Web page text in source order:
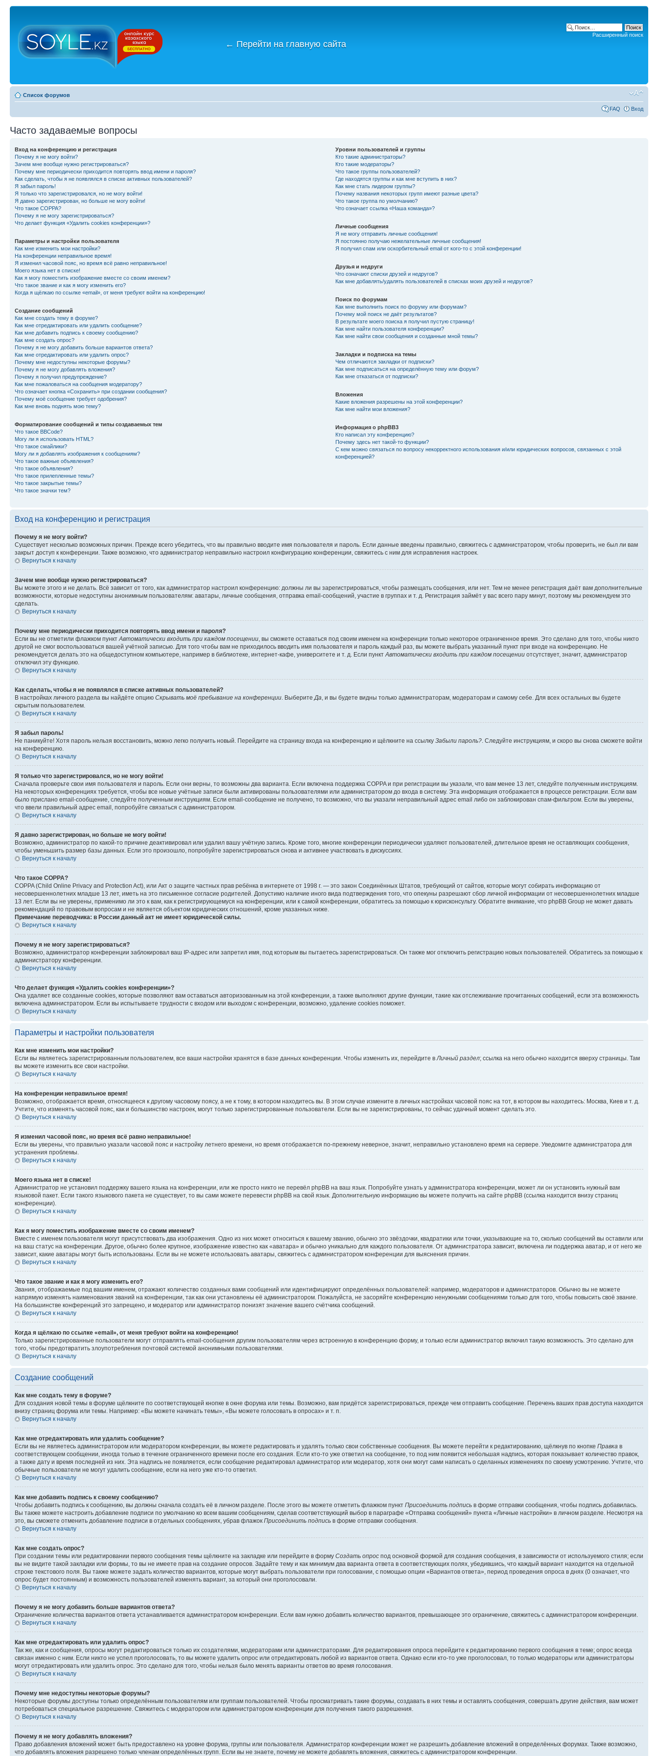
← Перейти на главную сайта
Расширенный поиск
Список форумов
FAQ Вход
Часто задаваемые вопросы
Вход на конференцию и регистрация
Почему я не могу войти?
Зачем мне вообще нужно регистрироваться?
Почему мне периодически приходится повторять ввод имени и пароля?
Как сделать, чтобы я не появлялся в списке активных пользователей?
Я забыл пароль!
Я только что зарегистрировался, но не могу войти!
Я давно зарегистрирован, но больше не могу войти!
Что такое COPPA?
Почему я не могу зарегистрироваться?
Что делает функция «Удалить cookies конференции»?
Параметры и настройки пользователя
Как мне изменить мои настройки?
На конференции неправильное время!
Я изменил часовой пояс, но время всё равно неправильное!
Моего языка нет в списке!
Как я могу поместить изображение вместе со своим именем?
Что такое звание и как я могу изменить его?
Когда я щёлкаю по ссылке «email», от меня требуют войти на конференцию!
Создание сообщений
Как мне создать тему в форуме?
Как мне отредактировать или удалить сообщение?
Как мне добавить подпись к своему сообщению?
Как мне создать опрос?
Почему я не могу добавить больше вариантов ответа?
Как мне отредактировать или удалить опрос?
Почему мне недоступны некоторые форумы?
Почему я не могу добавлять вложения?
Почему я получил предупреждение?
Как мне пожаловаться на сообщения модератору?
Что означает кнопка «Сохранить» при создании сообщения?
Почему моё сообщение требует одобрения?
Как мне вновь поднять мою тему?
Форматирование сообщений и типы создаваемых тем
Что такое BBCode?
Могу ли я использовать HTML?
Что такое смайлики?
Могу ли я добавлять изображения к сообщениям?
Что такое важные объявления?
Что такое объявления?
Что такое прилепленные темы?
Что такое закрытые темы?
Что такое значки тем?
Уровни пользователей и группы
Кто такие администраторы?
Кто такие модераторы?
Что такое группы пользователей?
Где находятся группы и как мне вступить в них?
Как мне стать лидером группы?
Почему названия некоторых групп имеют разные цвета?
Что такое группа по умолчанию?
Что означает ссылка «Наша команда»?
Личные сообщения
Я не могу отправить личные сообщения!
Я постоянно получаю нежелательные личные сообщения!
Я получил спам или оскорбительный email от кого-то с этой конференции!
Друзья и недруги
Что означают списки друзей и недругов?
Как мне добавлять/удалять пользователей в списках моих друзей и недругов?
Поиск по форумам
Как мне выполнить поиск по форуму или форумам?
Почему мой поиск не даёт результатов?
В результате моего поиска я получил пустую страницу!
Как мне найти пользователя конференции?
Как мне найти свои сообщения и созданные мной темы?
Закладки и подписка на темы
Чем отличаются закладки от подписки?
Как мне подписаться на определённую тему или форум?
Как мне отказаться от подписки?
Вложения
Какие вложения разрешены на этой конференции?
Как мне найти мои вложения?
Информация о phpBB3
Кто написал эту конференцию?
Почему здесь нет такой-то функции?
С кем можно связаться по вопросу некорректного использования и/или юридических вопросов, связанных с этой
конференцией?
Вход на конференцию и регистрация
Почему я не могу войти?
Существует несколько возможных причин. Прежде всего убедитесь, что вы правильно вводите имя пользователя и пароль. Если данные введены правильно, свяжитесь с администратором, чтобы проверить, не был ли вам
закрыт доступ к конференции. Также возможно, что администратор неправильно настроил конфигурацию конференции, свяжитесь с ним для исправления настроек.
Вернуться к началу
Зачем мне вообще нужно регистрироваться?
Вы можете этого и не делать. Всё зависит от того, как администратор настроил конференцию: должны ли вы зарегистрироваться, чтобы размещать сообщения, или нет. Тем не менее регистрация даёт вам дополнительные
возможности, которые недоступны анонимным пользователям: аватары, личные сообщения, отправка email-сообщений, участие в группах и т. д. Регистрация займёт у вас всего пару минут, поэтому мы рекомендуем это
сделать.
Вернуться к началу
Почему мне периодически приходится повторять ввод имени и пароля?
Если вы не отметили флажком пунктАвтоматически входить при каждом посещении, вы сможете оставаться под своим именем на конференции только некоторое ограниченное время. Это сделано для того, чтобы никто
другой не смог воспользоваться вашей учётной записью. Для того чтобы вам не приходилось вводить имя пользователя и пароль каждый раз, вы можете выбрать указанный пункт при входе на конференцию. Не
рекомендуется делать это на общедоступном компьютере, например в библиотеке, интернет-кафе, университете и т. д. Если пунктАвтоматически входить при каждом посещении отсутствует, значит, администратор
отключил эту функцию.
Вернуться к началу
Как сделать, чтобы я не появлялся в списке активных пользователей?
В настройках личного раздела вы найдёте опцию Скрывать моё пребывание на конференции. ВыберитеДа, и вы будете видны только администраторам, модераторам и самому себе. Для всех остальных вы будете
скрытым пользователем.
Вернуться к началу
Я забыл пароль!
Не паникуйте! Хотя пароль нельзя восстановить, можно легко получить новый. Перейдите на страницу входа на конференцию и щёлкните на ссылку Забыли пароль?. Следуйте инструкциям, и скоро вы снова сможете войти
на конференцию.
Вернуться к началу
Я только что зарегистрировался, но не могу войти!
Сначала проверьте свои имя пользователя и пароль. Если они верны, то возможны два варианта. Если включена поддержка COPPA и при регистрации вы указали, что вам менее 13 лет, следуйте полученным инструкциям.
На некоторых конференциях требуется, чтобы все новые учётные записи были активированы пользователями или администратором до входа в систему. Эта информация отображается в процессе регистрации. Если вам
было прислано email-сообщение, следуйте полученным инструкциям. Если email-сообщение не получено, то возможно, что вы указали неправильный адрес email либо он заблокирован спам-фильтром. Если вы уверены,
что ввели правильный адрес email, попробуйте связаться с администратором.
Вернуться к началу
Я давно зарегистрирован, но больше не могу войти!
Возможно, администратор по какой-то причине деактивировал или удалил вашу учётную запись. Кроме того, многие конференции периодически удаляют пользователей, длительное время не оставляющих сообщения,
чтобы уменьшить размер базы данных. Если это произошло, попробуйте зарегистрироваться снова и активнее участвовать в дискуссиях.
Вернуться к началу
Что такое COPPA?
COPPA (Child Online Privacy and Protection Act), или Акт о защите частных прав ребёнка в интернете от 1998 г. — это закон Соединённых Штатов, требующий от сайтов, которые могут собирать информацию от
несовершеннолетних младше 13 лет, иметь на это письменное согласие родителей. Допустимо наличие иного вида подтверждения того, что опекуны разрешают сбор личной информации от несовершеннолетних младше
13 лет. Если вы не уверены, применимо ли это к вам, как к регистрирующемуся на конференции, или к самой конференции, обратитесь за помощью к юрисконсульту. Обратите внимание, что phpBB Group не может давать
рекомендаций по правовым вопросам и не является объектом юридических отношений, кроме указанных ниже.
Примечание переводчика: в России данный акт не имеет юридической силы.
Вернуться к началу
Почему я не могу зарегистрироваться?
Возможно, администратор конференции заблокировал ваш IP-адрес или запретил имя, под которым вы пытаетесь зарегистрироваться. Он также мог отключить регистрацию новых пользователей. Обратитесь за помощью к
администратору конференции.
Вернуться к началу
Что делает функция «Удалить cookies конференции»?
Она удаляет все созданные cookies, которые позволяют вам оставаться авторизованным на этой конференции, а также выполняют другие функции, такие как отслеживание прочитанных сообщений, если эта возможность
включена администратором. Если вы испытываете трудности с входом или выходом с конференции, возможно, удаление cookies поможет.
Вернуться к началу
Параметры и настройки пользователя
Как мне изменить мои настройки?
Если вы являетесь зарегистрированным пользователем, все ваши настройки хранятся в базе данных конференции. Чтобы изменить их, перейдите вЛичный раздел; ссылка на него обычно находится вверху страницы. Там
вы можете изменить все свои настройки.
Вернуться к началу
На конференции неправильное время!
Возможно, отображается время, относящееся к другому часовому поясу, а не к тому, в котором находитесь вы. В этом случае измените в личных настройках часовой пояс на тот, в котором вы находитесь: Москва, Киев и т. д.
Учтите, что изменять часовой пояс, как и большинство настроек, могут только зарегистрированные пользователи. Если вы не зарегистрированы, то сейчас удачный момент сделать это.
Вернуться к началу
Я изменил часовой пояс, но время всё равно неправильное!
Если вы уверены, что правильно указали часовой пояс и настройку летнего времени, но время отображается по-прежнему неверное, значит, неправильно установлено время на сервере. Уведомите администратора для
устранения проблемы.
Вернуться к началу
Моего языка нет в списке!
Администратор не установил поддержку вашего языка на конференции, или же просто никто не перевёл phpBB на ваш язык. Попробуйте узнать у администратора конференции, может ли он установить нужный вам
языковой пакет. Если такого языкового пакета не существует, то вы сами можете перевести phpBB на свой язык. Дополнительную информацию вы можете получить на сайте phpBB (ссылка находится внизу страниц
конференции).
Вернуться к началу
Как я могу поместить изображение вместе со своим именем?
Вместе с именем пользователя могут присутствовать два изображения. Одно из них может относиться к вашему званию, обычно это звёздочки, квадратики или точки, указывающие на то, сколько сообщений вы оставили или
на ваш статус на конференции. Другое, обычно более крупное, изображение известно как «аватара» и обычно уникально для каждого пользователя. От администратора зависит, включена ли поддержка аватар, и от него же
зависит, какие аватары могут быть использованы. Если вы не можете использовать аватары, свяжитесь с администратором конференции для выяснения причин.
Вернуться к началу
Что такое звание и как я могу изменить его?
Звания, отображаемые под вашим именем, отражают количество созданных вами сообщений или идентифицируют определённых пользователей: например, модераторов и администраторов. Обычно вы не можете
напрямую изменять наименования званий на конференции, так как они установлены её администратором. Пожалуйста, не засоряйте конференцию ненужными сообщениями только для того, чтобы повысить своё звание.
На большинстве конференций это запрещено, и модератор или администратор понизят значение вашего счётчика сообщений.
Вернуться к началу
Когда я щёлкаю по ссылке «email», от меня требуют войти на конференцию!
Только зарегистрированные пользователи могут отправлять email-сообщения другим пользователям через встроенную в конференцию форму, и только если администратор включил такую возможность. Это сделано для
того, чтобы предотвратить злоупотребления почтовой системой анонимными пользователями.
Вернуться к началу
Создание сообщений
Как мне создать тему в форуме?
Для создания новой темы в форуме щёлкните по соответствующей кнопке в окне форума или темы. Возможно, вам придётся зарегистрироваться, прежде чем отправить сообщение. Перечень ваших прав доступа находится
внизу страниц форума или темы. Например: «Вы можете начинать темы», «Вы можете голосовать в опросах» и т. п.
Вернуться к началу
Как мне отредактировать или удалить сообщение?
Если вы не являетесь администратором или модератором конференции, вы можете редактировать и удалять только свои собственные сообщения. Вы можете перейти к редактированию, щёлкнув по кнопке Правка в
соответствующем сообщении, иногда только в течение ограниченного времени после его создания. Если кто-то уже ответил на сообщение, то под ним появится небольшая надпись, которая показывает количество правок,
а также дату и время последней из них. Эта надпись не появляется, если сообщение редактировал администратор или модератор, хотя они могут сами написать о сделанных изменениях по своему усмотрению. Учтите, что
обычные пользователи не могут удалить сообщение, если на него уже кто-то ответил.
Вернуться к началу
Как мне добавить подпись к своему сообщению?
Чтобы добавить подпись к сообщению, вы должны сначала создать её в личном разделе. После этого вы можете отметить флажком пункт Присоединить подпись в форме отправки сообщения, чтобы подпись добавилась.
Вы также можете настроить добавление подписи по умолчанию ко всем вашим сообщениям, сделав соответствующий выбор в параграфе «Отправка сообщений» пункта «Личные настройки» в личном разделе. Несмотря на
это, вы сможете отменить добавление подписи в отдельных сообщениях, убрав флажок Присоединить подпись в форме отправки сообщения.
Вернуться к началу
Как мне создать опрос?
При создании темы или редактировании первого сообщения темы щёлкните на закладке или перейдите в форму Создать опрос под основной формой для создания сообщения, в зависимости от используемого стиля; если
вы не видите такой закладки или формы, то вы не имеете прав на создание опросов. Задайте тему и как минимум два варианта ответа в соответствующих полях, убедившись, что каждый вариант находится на отдельной
строке текстового поля. Вы также можете задать количество вариантов, которые могут выбрать пользователи при голосовании, с помощью опции «Вариантов ответа», период проведения опроса в днях (0 означает, что
опрос будет постоянным) и возможность пользователей изменять вариант, за который они проголосовали.
Вернуться к началу
Почему я не могу добавить больше вариантов ответа?
Ограничение количества вариантов ответа устанавливается администратором конференции. Если вам нужно добавить количество вариантов, превышающее это ограничение, свяжитесь с администратором конференции.
Вернуться к началу
Как мне отредактировать или удалить опрос?
Так же, как и сообщения, опросы могут редактироваться только их создателями, модераторами или администраторами. Для редактирования опроса перейдите к редактированию первого сообщения в теме; опрос всегда
связан именно с ним. Если никто не успел проголосовать, то вы можете удалить опрос или отредактировать любой из вариантов ответа. Однако если кто-то уже проголосовал, то только модераторы или администраторы
могут отредактировать или удалить опрос. Это сделано для того, чтобы нельзя было менять варианты ответов во время голосования.
Вернуться к началу
Почему мне недоступны некоторые форумы?
Некоторые форумы доступны только определённым пользователям или группам пользователей. Чтобы просматривать такие форумы, создавать в них темы и оставлять сообщения, совершать другие действия, вам может
потребоваться специальное разрешение. Свяжитесь с модератором или администратором конференции для получения такого разрешения.
Вернуться к началу
Почему я не могу добавлять вложения?
Право добавления вложений может быть предоставлено на уровне форума, группы или пользователя. Администратор конференции может не разрешить добавление вложений в определённых форумах. Также возможно,
что добавлять вложения разрешено только членам определённых групп. Если вы не знаете, почему не можете добавлять вложения, свяжитесь с администратором конференции.